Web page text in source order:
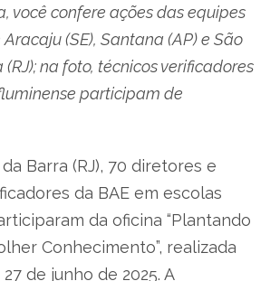
você confere ações das equipes
(SE), Santana (AP) e São
na foto, técnicos verificadores
participam de
Barra (RJ), 70 diretores e
da BAE em escolas
da oficina “Plantando
Conhecimento”, realizada
de junho de 2025. A